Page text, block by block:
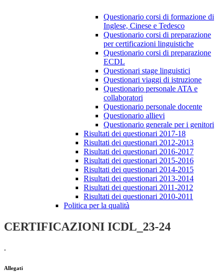
Questionario corsi di formazione di
Inglese, Cinese e Tedesco
Questionario corsi di preparazione
per certificazioni linguistiche
Questionario corsi di preparazione
ECDL
Questionari stage linguistici
Questionari viaggi di istruzione
Questionario personale ATA e
collaboratori
Questionario personale docente
Questionario allievi
Questionario generale per i genitori
Risultati dei questionari 2017-18
Risultati dei questionari 2012-2013
Risultati dei questionari 2016-2017
Risultati dei questionari 2015-2016
Risultati dei questionari 2014-2015
Risultati dei questionari 2013-2014
Risultati dei questionari 2011-2012
Risultati dei questionari 2010-2011
Politica per la qualità
CERTIFICAZIONI ICDL_23-24
.
Allegati